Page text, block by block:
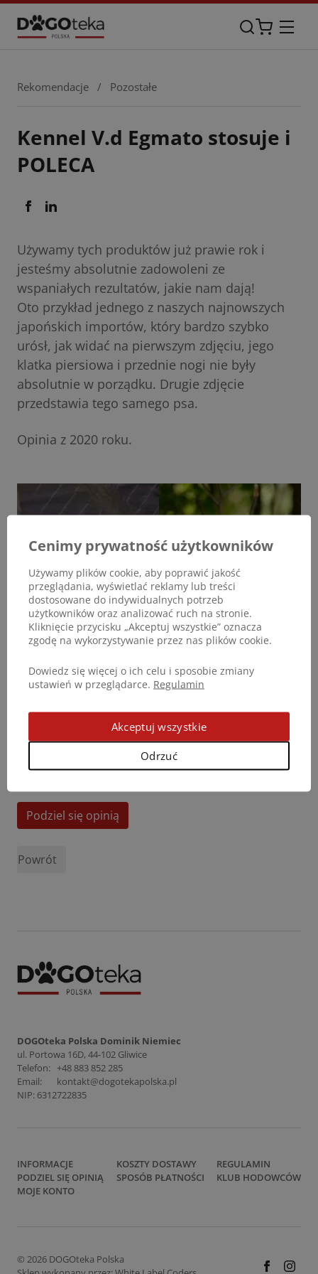
Rekomendacje / Pozostałe
Kennel V.d Egmato stosuje i
POLECA
Używamy tych produktów już prawie rok i
jesteśmy absolutnie zadowoleni ze
wspaniałych rezultatów, jakie nam dają!
Oto przykład jednego z naszych najnowszych
japońskich importów, który bardzo szybko
urósł, jak widać na pierwszym zdjęciu, jego
klatka piersiowa i przednie nogi nie były
absolutnie w porządku. Drugie zdjęcie
przedstawia tego samego psa.
Opinia z 2020 roku.
Podziel się opinią
Powrót
DOGOteka Polska Dominik Niemiec
ul. Portowa 16D, 44-102 Gliwice
Telefon: +48 883 852 285
Email:
kontakt@dogotekapolska.pl
NIP: 6312722835
INFORMACJE
PODZIEL SIĘ OPINIĄ
MOJE KONTO
KOSZTY DOSTAWY
SPOSÓB PŁATNOŚCI
REGULAMIN
KLUB HODOWCÓW
© 2026 DOGOteka Polska
Cenimy prywatność użytkowników
Używamy plików cookie, aby poprawić jakość
przeglądania, wyświetlać reklamy lub treści
dostosowane do indywidualnych potrzeb
użytkowników oraz analizować ruch na stronie.
Kliknięcie przycisku „Akceptuj wszystkie” oznacza
zgodę na wykorzystywanie przez nas plików cookie.
Dowiedz się więcej o ich celu i sposobie zmiany
ustawień w przeglądarce. Regulamin
Odrzuć
Akceptuj wszystkie